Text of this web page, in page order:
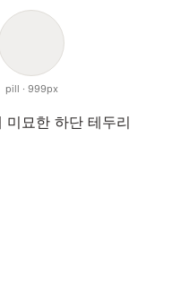
pill · 999px
미묘한 하단 테두리